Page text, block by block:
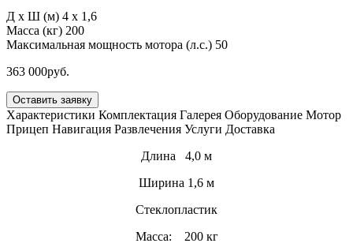
Д х Ш (м) 4 х 1,6
Масса (кг) 200
Максимальная мощность мотора (л.с.) 50
363 000руб.
Оставить заявку
Характеристики Комплектация Галерея Оборудование Мотор
Прицеп Навигация Развлечения Услуги Доставка
Длина 4,0 м
Ширина 1,6 м
Стеклопластик
Масса: 200 кг